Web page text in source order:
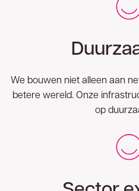
We bouwen niet alleen aan
betere wereld. Onze
op